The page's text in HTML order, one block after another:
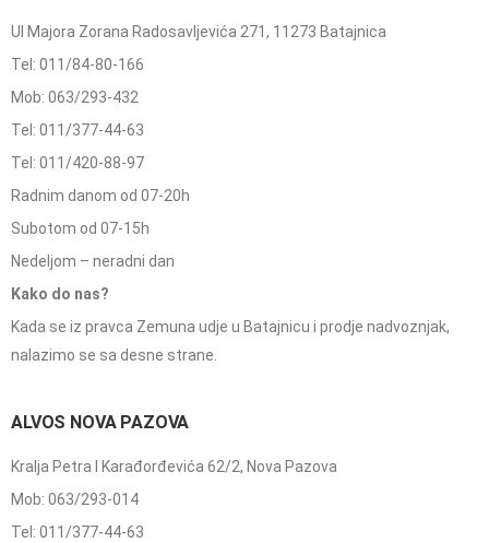
Ul Majora Zorana Radosavljevića 271, 11273 Batajnica
Tel: 011/84-80-166
Mob: 063/293-432
Tel: 011/377-44-63
Tel: 011/420-88-97
Radnim danom od 07-20h
Subotom od 07-15h
Nedeljom – neradni dan
Kako do nas?
Kada se iz pravca Zemuna udje u Batajnicu i prodje nadvoznjak,
nalazimo se sa desne strane.
ALVOS NOVA PAZOVA
Kralja Petra I Karađorđevića 62/2, Nova Pazova
Mob: 063/293-014
Tel: 011/377-44-63